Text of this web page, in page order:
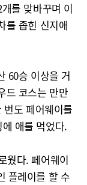
를 맞바꾸며 이
를 좁힌 신지애
60승 이상을 거
드 코스는 만만
도 페어웨이를
애를 먹었다.
웠다. 페어웨이
플레이를 할 수